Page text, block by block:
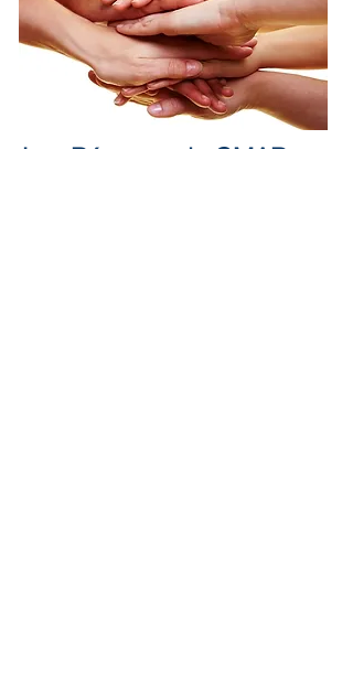
Les Réseaux du CMAR